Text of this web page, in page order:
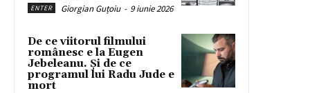
ENTER Giorgian Guțoiu - 9 iunie 2026
De ce viitorul filmului
românesc e la Eugen
Jebeleanu. Și de ce
programul lui Radu Jude e
mort